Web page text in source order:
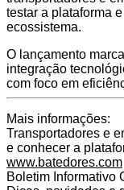
testar a plataforma
ecossistema.
O lançamento
integração
com foco em
Mais informações:
Transportadores e
e conhecer a
www.batedores.com
Boletim Informativo